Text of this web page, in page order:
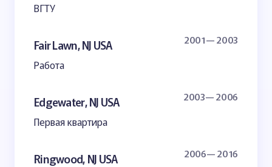
ВГТУ
Fair Lawn, NJ USA 2001— 2003
Работа
Edgewater, NJ USA 2003— 2006
Первая квартира
Ringwood, NJ USA 2006— 2016